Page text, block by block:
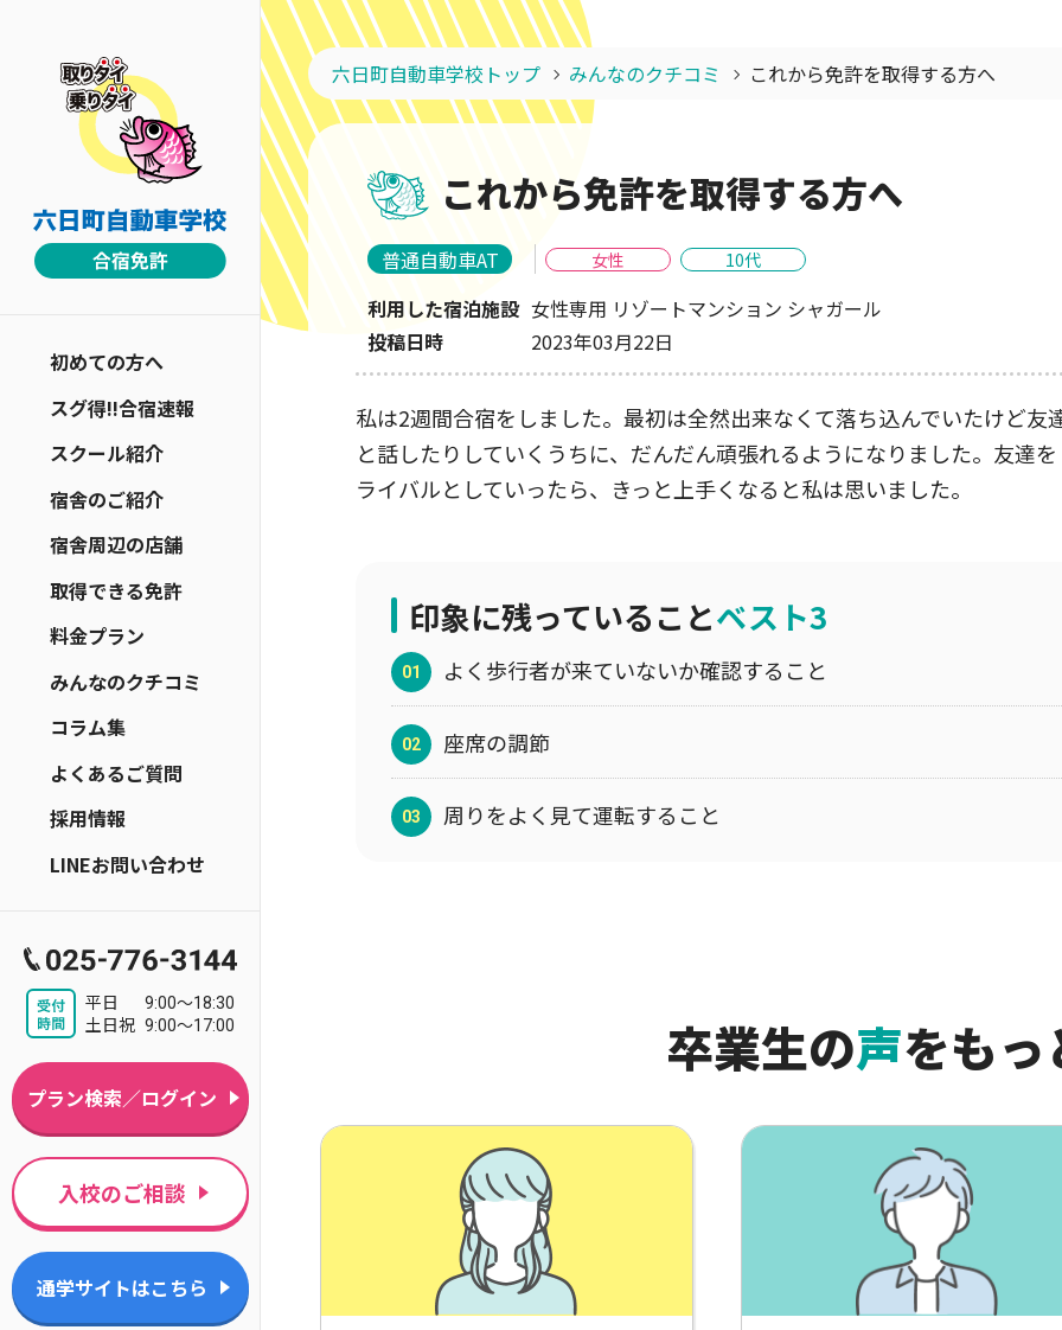
初めての方へ
スグ得!!合宿速報
スクール紹介
宿舎のご紹介
宿舎周辺の店舗
取得できる免許
料金プラン
みんなのクチコミ
コラム集
よくあるご質問
採用情報
LINEお問い合わせ
平日
9:00～18:30
土日祝 9:00～17:00
プラン検索／ログイン
入校のご相談
通学サイトはこちら
六日町自動車学校トップ みんなのクチコミ これから免許を取得する方へ
これから免許を取得する方へ
普通自動車AT 女性 10代
利用した宿泊施設 女性専用 リゾートマンション シャガール
投稿日時
2023年03月22日
私は2週間合宿をしました。最初は全然出来なくて落ち込んでいたけど友
と話したりしていくうちに、だんだん頑張れるようになりました。友達を
ライバルとしていったら、きっと上手くなると私は思いました。
印象に残っていることベスト3
よく歩行者が来ていないか確認すること
座席の調節
周りをよく見て運転すること
卒業生の声をもっ